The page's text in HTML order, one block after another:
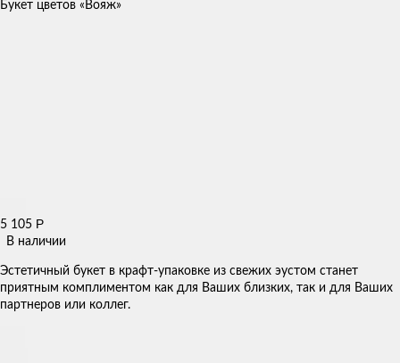
Букет цветов «Вояж»
5 105 Р
В наличии
Эстетичный букет в крафт-упаковке из свежих эустом станет
приятным комплиментом как для Ваших близких, так и для Ваших
партнеров или коллег.